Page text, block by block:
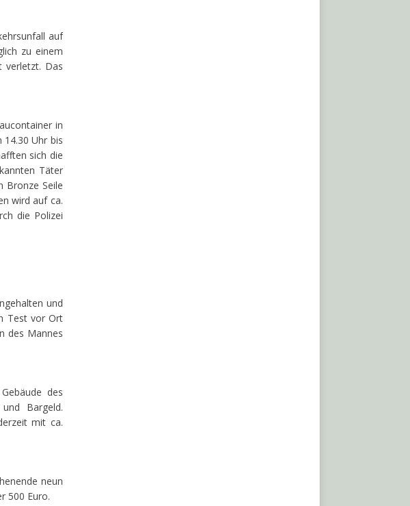
auf
zu einem
verletzt. Das
in
Uhr bis
sich die
Täter
Bronze Seile
wird auf ca.
die Polizei
und
Test vor Ort
des Mannes
des
Bargeld.
mit ca.
neun
500 Euro.